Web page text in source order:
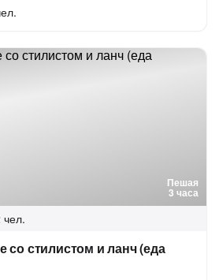
Пешая
3 часа
чел.
со стилистом и ланч (еда